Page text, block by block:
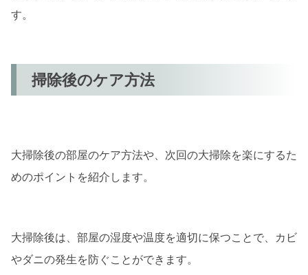
す。
掃除後のケア方法
大掃除後の部屋のケア方法や、次回の大掃除を楽にするた
めのポイントを紹介します。
大掃除後は、部屋の湿度や温度を適切に保つことで、カビ
やダニの発生を防ぐことができます。